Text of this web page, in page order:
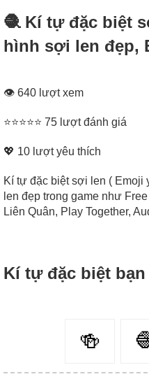
🧶 Kí tự đặc biệt
hình sợi len đẹp,
👁 640 lượt xem
⭐⭐⭐⭐⭐ 75 lượt đánh giá
💖 10 lượt yêu thích
Kí tự đặc biệt sợi len (
len đẹp trong game như
Liên Quân, Play Together,
Kí tự đặc biệt
🍻